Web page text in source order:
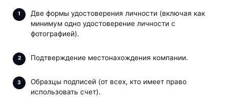
Две формы удостоверения личности (включая как
минимум одно удостоверение личности с
фотографией).
Подтверждение местонахождения компании.
Образцы подписей (от всех, кто имеет право
использовать счет).